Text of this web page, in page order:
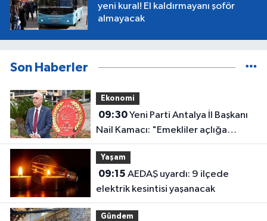
yeni kural! El kaldırmayanı şoför
almayacak
Son Haberler
Ekonomi
09:30Yeni Parti Antalya İl Başkanı
Nail Kamacı: "Emekliler açlığa
mahkum edildi"
Yaşam
09:15
elektrik kesintisi yaşanacak
Gündem